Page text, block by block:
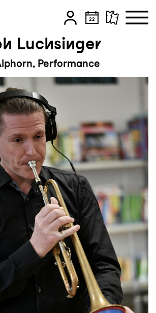
springen
Luchsinger
Performance